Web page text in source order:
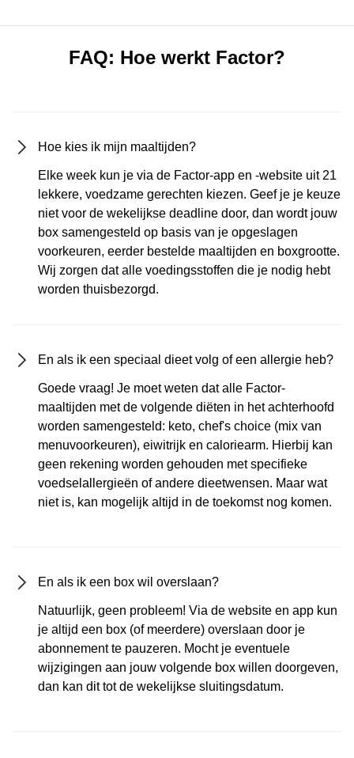
FAQ: Hoe werkt Factor?
Hoe kies ik mijn maaltijden?
Elke week kun je via de Factor-app en -website uit 21
lekkere, voedzame gerechten kiezen. Geef je je keuze
niet voor de wekelijkse deadline door, dan wordt jouw
box samengesteld op basis van je opgeslagen
voorkeuren, eerder bestelde maaltijden en boxgrootte.
Wij zorgen dat alle voedingsstoffen die je nodig hebt
worden thuisbezorgd.
En als ik een speciaal dieet volg of een allergie heb?
Goede vraag! Je moet weten dat alle Factor-
maaltijden met de volgende diëten in het achterhoofd
worden samengesteld: keto, chef's choice (mix van
menuvoorkeuren), eiwitrijk en caloriearm. Hierbij kan
geen rekening worden gehouden met specifieke
voedselallergieën of andere dieetwensen. Maar wat
niet is, kan mogelijk altijd in de toekomst nog komen.
En als ik een box wil overslaan?
Natuurlijk, geen probleem! Via de website en app kun
je altijd een box (of meerdere) overslaan door je
abonnement te pauzeren. Mocht je eventuele
wijzigingen aan jouw volgende box willen doorgeven,
dan kan dit tot de wekelijkse sluitingsdatum.